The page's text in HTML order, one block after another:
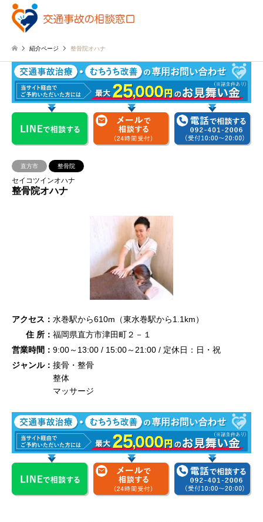
紹介ページ 整骨院オハナ
直方市 整骨院
セイコツインオハナ
整骨院オハナ
アクセス： 水巻駅から610m（東水巻駅から1.1km）
住 所： 福岡県直方市津田町２－１
営業時間： 9:00～13:00 / 15:00～21:00 / 定休日：日・祝
ジャンル： 接骨・整骨
整体
マッサージ